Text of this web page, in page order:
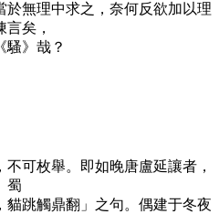
於無理中求之，奈何反欲加以理
矣，
騷》哉？
可枚舉。即如晚唐盧延讓者，
蜀
貓跳觸鼎翻」之句。偶建于冬夜